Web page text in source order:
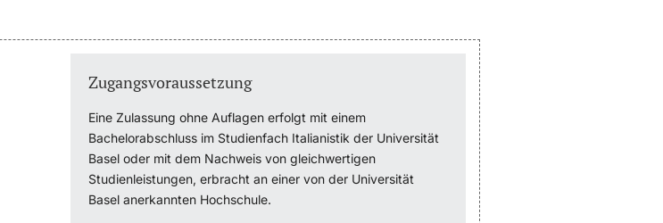
Zugangsvoraussetzung
Eine Zulassung ohne Auflagen erfolgt mit einem
Bachelorabschluss im Studienfach Italianistik der Universität
Basel oder mit dem Nachweis von gleichwertigen
Studienleistungen, erbracht an einer von der Universität
Basel anerkannten Hochschule.